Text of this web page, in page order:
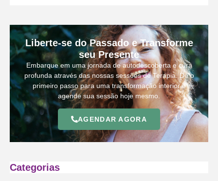
Liberte-se do Passado e Transforme
seu Presente
Embarque em uma jornada de autodescoberta e cura
profunda através das nossas sessões de Terapia. Dê o
primeiro passo para uma transformação interior e
agende sua sessão hoje mesmo.
AGENDAR AGORA
Categorias